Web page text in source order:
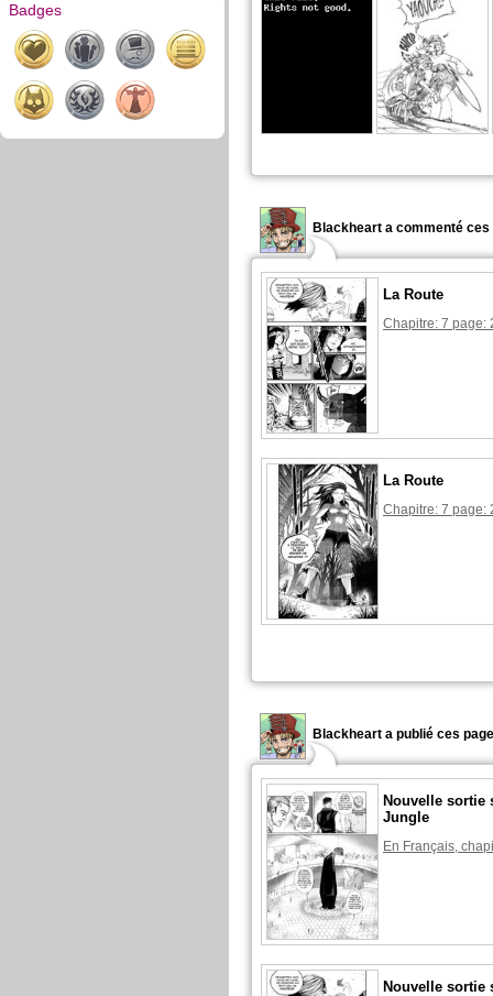
Badges
Blackheart a commenté ces
La Route
Chapitre: 7 page:
La Route
Chapitre: 7 page:
Blackheart a publié ces
Nouvelle sortie
Jungle
En Français,
Nouvelle sortie